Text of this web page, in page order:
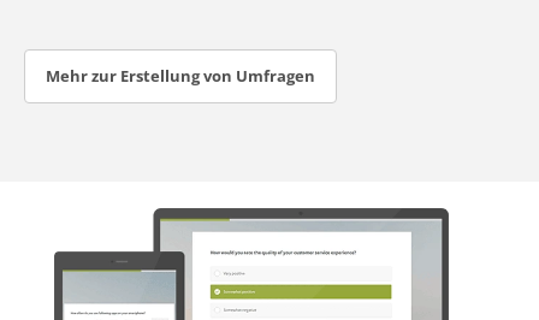
Mehr zur Erstellung von Umfragen